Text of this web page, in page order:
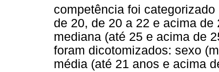
competência foi
de 20, de 20 a 22 e acima
mediana (até 25 e acima de
foram dicotomizados: sexo
média (até 21 anos e acima